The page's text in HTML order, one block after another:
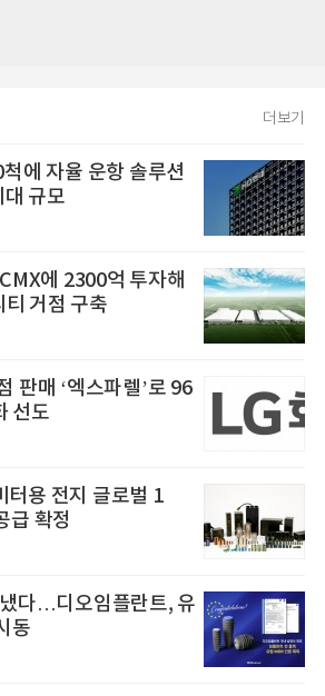
더보기
에 자율 운항 솔루션
규모
에 2300억 투자해
티 거점 구축
판매 ‘엑스파렐’로 96
선도
터용 전지 글로벌 1
급 확정
다…디오임플란트, 유
동